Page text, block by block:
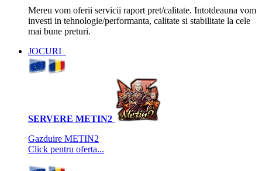
Mereu vom oferii servicii raport pret/calitate. Intotdeauna vom
investi in tehnologie/performanta, calitate si stabilitate la cele
mai bune preturi.
JOCURI
SERVERE METIN2
Gazduire METIN2
Click pentru oferta...